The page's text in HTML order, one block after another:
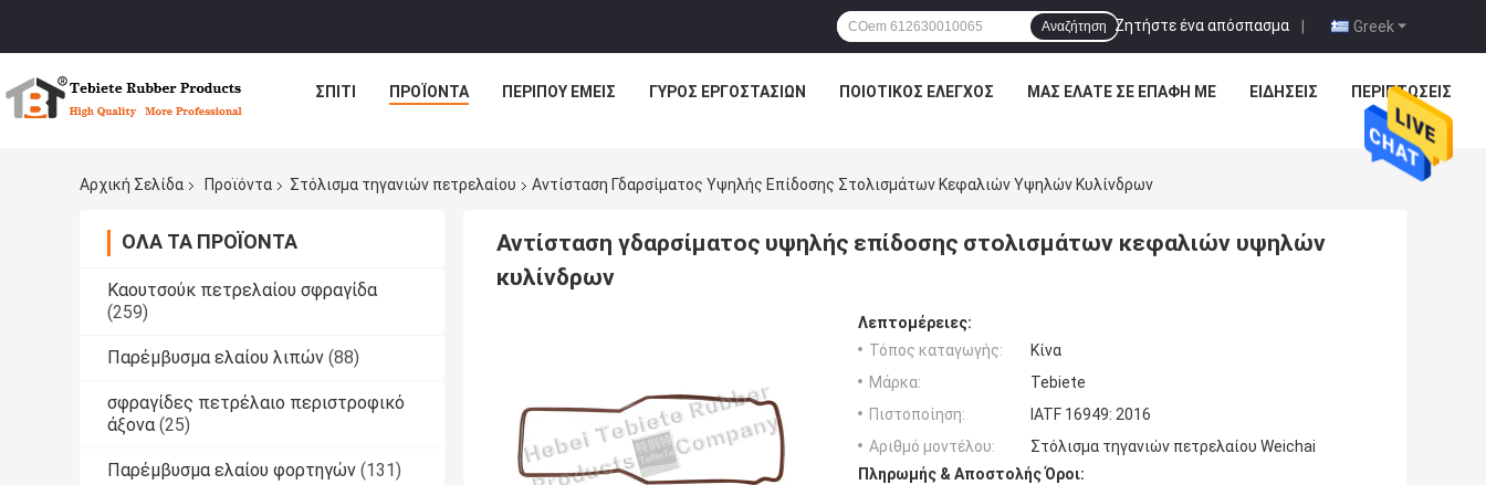
Greek
Ζητήστε ένα απόσπασμα |
Αναζήτηση
ΣΠΊΤΙ ΠΡΟΪΌΝΤΑ ΠΕΡΊΠΟΥ ΕΜΕΊΣ ΓΎΡΟΣ ΕΡΓΟΣΤΑΣΊΩΝ ΠΟΙΟΤΙΚΌΣ ΈΛΕΓΧΟΣ ΜΑΣ ΕΛΆΤΕ ΣΕ ΕΠΑΦΉ ΜΕ ΕΙΔΉΣΕΙΣ ΠΕΡΙΠΤΏΣΕΙΣ
Αρχική Σελίδα Προϊόντα Στόλισμα τηγανιών πετρελαίου Αντίσταση Γδαρσίματος Υψηλής Επίδοσης Στολισμάτων Κεφαλιών Υψηλών Κυλίνδρων
ΌΛΑ ΤΑ ΠΡΟΪΌΝΤΑ
Καουτσούκ πετρελαίου σφραγίδα
(259)
Παρέμβυσμα ελαίου λιπών (88)
σφραγίδες πετρέλαιο περιστροφικό
άξονα (25)
Παρέμβυσμα ελαίου φορτηγών (131)
Αντίσταση γδαρσίματος υψηλής επίδοσης στολισμάτων κεφαλιών υψηλών
κυλίνδρων
Λεπτομέρειες:
Τόπος καταγωγής:
Κίνα
Μάρκα:
Tebiete
Πιστοποίηση:
IATF 16949: 2016
Αριθμό μοντέλου:
Στόλισμα τηγανιών πετρελαίου Weichai
Πληρωμής & Αποστολής Όροι: